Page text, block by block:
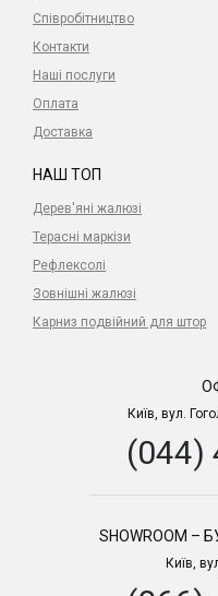
Співробітництво
Контакти
Наші послуги
Оплата
Доставка
НАШ ТОП
Дерев'яні жалюзі
Терасні маркізи
Рефлексолі
Зовнішні жалюзі
Карниз подвійний для штор
Київ, вул.
(044)
SHOWROOM –
Київ,